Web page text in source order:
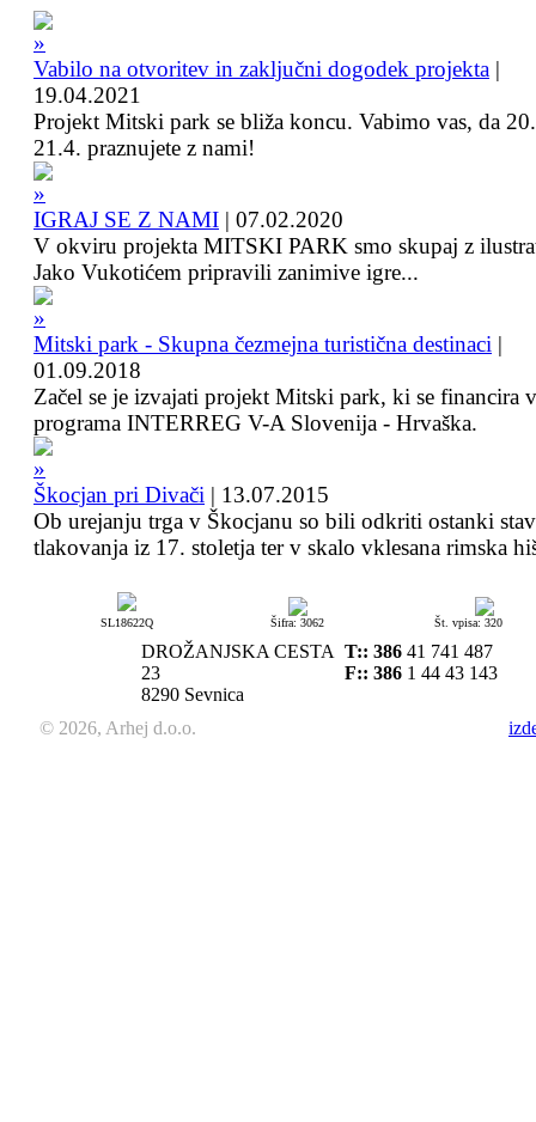
Vabilo na otvoritev in zaključni dogodek projekta |
19.04.2021
Projekt Mitski park se bliža koncu. Vabimo vas, da
21.4. praznujete z nami!
IGRAJ SE Z NAMI | 07.02.2020
V okviru projekta MITSKI PARK smo skupaj z
Jako Vukotićem pripravili zanimive igre...
Mitski park - Skupna čezmejna turistična destinaci |
01.09.2018
Začel se je izvajati projekt Mitski park, ki se financira
programa INTERREG V-A Slovenija - Hrvaška.
Škocjan pri Divači | 13.07.2015
Ob urejanju trga v Škocjanu so bili odkriti ostanki
tlakovanja iz 17. stoletja ter v skalo vklesana rimska
SL18622Q Šifra: 3062 Št. vpisa: 320
DROŽANJSKA CESTA
23
8290 Sevnica
T:: 386 41 741 487
F:: 386 1 44 43 143
© 2026, Arhej d.o.o.